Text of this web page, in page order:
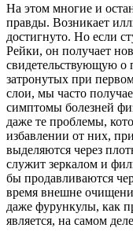
На этом многие и
правды. Возникает
достигнуто. Но если
Рейки, он получает
свидетельствующую о
затронутых при
слои, мы часто
симптомы болезней
даже те проблемы,
избавлении от них,
выделяются через
служит зеркалом и
бы продавливаются
время внешне
даже фурункулы, как
является, на самом